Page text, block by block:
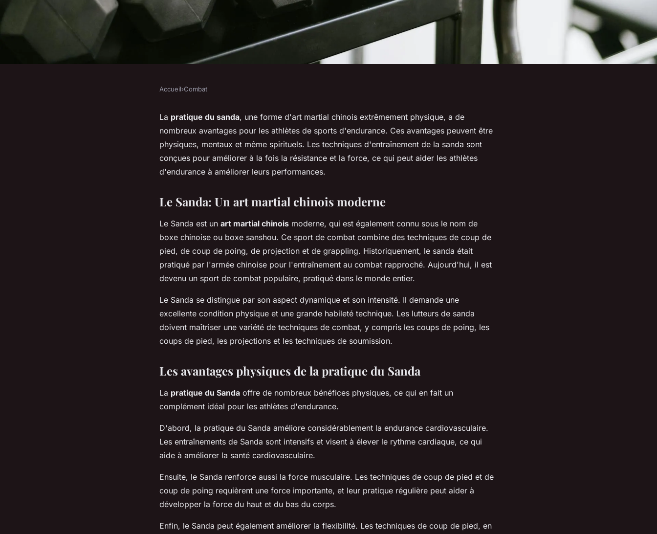
Quels sont les bénéfices de la pratique
du Sanda pour les athlètes de sports
Accueil›Combat
La pratique du sanda, une forme d'art martial chinois extrêmement physique, a de
nombreux avantages pour les athlètes de sports d'endurance. Ces avantages peuvent être
physiques, mentaux et même spirituels. Les techniques d'entraînement de la sanda sont
conçues pour améliorer à la fois la résistance et la force, ce qui peut aider les athlètes
d'endurance à améliorer leurs performances.
Le Sanda: Un art martial chinois moderne
Le Sanda est un art martial chinois moderne, qui est également connu sous le nom de
boxe chinoise ou boxe sanshou. Ce sport de combat combine des techniques de coup de
pied, de coup de poing, de projection et de grappling. Historiquement, le sanda était
pratiqué par l'armée chinoise pour l'entraînement au combat rapproché. Aujourd'hui, il est
devenu un sport de combat populaire, pratiqué dans le monde entier.
Le Sanda se distingue par son aspect dynamique et son intensité. Il demande une
excellente condition physique et une grande habileté technique. Les lutteurs de sanda
doivent maîtriser une variété de techniques de combat, y compris les coups de poing, les
coups de pied, les projections et les techniques de soumission.
Les avantages physiques de la pratique du Sanda
La pratique du Sanda offre de nombreux bénéfices physiques, ce qui en fait un
complément idéal pour les athlètes d'endurance.
D'abord, la pratique du Sanda améliore considérablement la endurance cardiovasculaire.
Les entraînements de Sanda sont intensifs et visent à élever le rythme cardiaque, ce qui
aide à améliorer la santé cardiovasculaire.
Ensuite, le Sanda renforce aussi la force musculaire. Les techniques de coup de pied et de
coup de poing requièrent une force importante, et leur pratique régulière peut aider à
développer la force du haut et du bas du corps.
Enfin, le Sanda peut également améliorer la flexibilité. Les techniques de coup de pied, en